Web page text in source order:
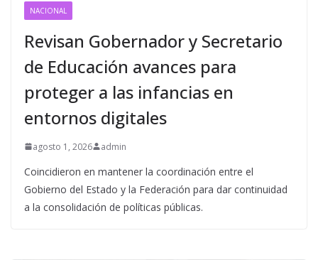
NACIONAL
Revisan Gobernador y Secretario
de Educación avances para
proteger a las infancias en
entornos digitales
agosto 1, 2026 admin
Coincidieron en mantener la coordinación entre el
Gobierno del Estado y la Federación para dar continuidad
a la consolidación de políticas públicas.